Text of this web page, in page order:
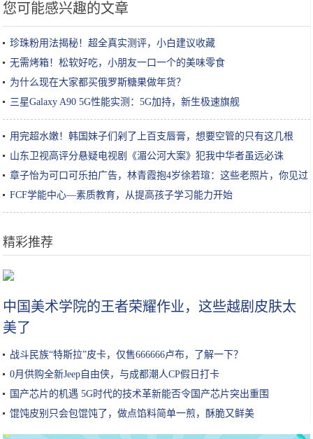
您可能感兴趣的文章
珍珠粉用法揭秘！超全真实测评，小白建议收藏
无需烤箱！松软好吃，小朋友一口一个的美味零食
为什么现在大家都买俄罗斯糖果做年货？
三星Galaxy A90 5G性能实测：5G加持，新生极速旗舰
用完超水嫩！韩国妹子们剁了上百支唇膏，想要空管的只有这几根
山东卫视高评分悬疑电视剧《湄公河大案》犯我中华者虽远必诛
章子怡为可口可乐拍广告，林青霞抱4岁徐若瑄：这些老照片，你见过
吗？
FCF学能中心—素质教育，从提高孩子学习能力开始
精彩推荐
中国美术学院的王者荣耀作业，这些越剧皮肤太
美了
战斗民族“特斯拉”皮卡，仅售666666卢布，了解一下？
0月供购全新Jeep自由侠，与成都潮人CP假日打卡
国产芯片的机遇 5G时代的技术革新能否令国产芯片突出重围
馄饨皮别只会包馄饨了，做点馅料简单一煎，酥脆又鲜美